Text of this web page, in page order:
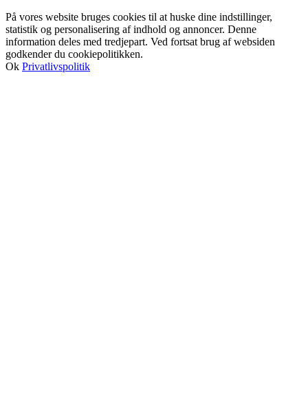
På vores website bruges cookies til at huske dine indstillinger,
statistik og personalisering af indhold og annoncer. Denne
information deles med tredjepart. Ved fortsat brug af websiden
godkender du cookiepolitikken.
Ok Privatlivspolitik